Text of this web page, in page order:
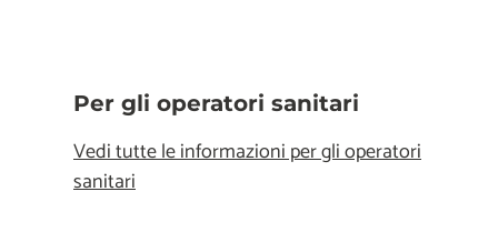
Per gli operatori sanitari
Vedi tutte le informazioni per gli operatori
sanitari